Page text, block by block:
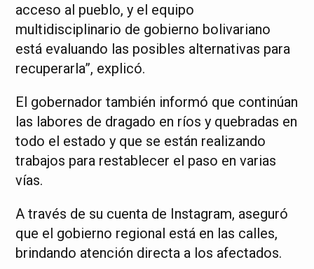
acceso al pueblo, y el equipo
multidisciplinario de gobierno bolivariano
está evaluando las posibles alternativas para
recuperarla”, explicó.
El gobernador también informó que continúan
las labores de dragado en ríos y quebradas en
todo el estado y que se están realizando
trabajos para restablecer el paso en varias
vías.
A través de su cuenta de Instagram, aseguró
que el gobierno regional está en las calles,
brindando atención directa a los afectados.